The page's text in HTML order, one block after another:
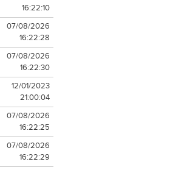
16:22:10
07/08/2026
16:22:28
07/08/2026
16:22:30
12/01/2023
21:00:04
07/08/2026
16:22:25
07/08/2026
16:22:29